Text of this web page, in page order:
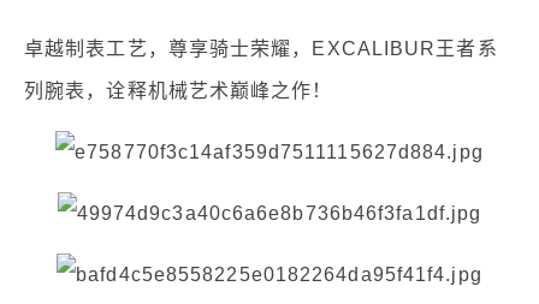
卓越制表工艺，尊享骑士荣耀，EXCALIBUR王者系
列腕表，诠释机械艺术巅峰之作！